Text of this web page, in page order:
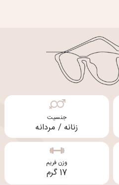
جنسیت
زنانه / مردانه
وزن فریم
17 گرم